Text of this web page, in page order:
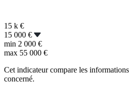
15 k €
15 000 €
min 2 000 €
max 55 000 €
Cet indicateur compare les
concerné.